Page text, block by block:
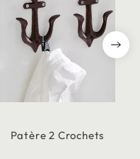
Patère 2 Crochets